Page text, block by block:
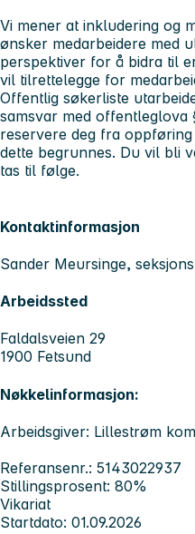
Vi mener at inkludering og
ønsker medarbeidere med
perspektiver for å bidra til
vil tilrettelegge for
Offentlig søkerliste
samsvar med offentleglova
reservere deg fra
dette begrunnes. Du vil bli
tas til følge.
Kontaktinformasjon
Sander Meursinge,
Arbeidssted
Faldalsveien 29
1900 Fetsund
Nøkkelinformasjon:
Arbeidsgiver: Lillestrøm
Referansenr.: 5143022937
Stillingsprosent: 80%
Vikariat
Startdato: 01.09.2026